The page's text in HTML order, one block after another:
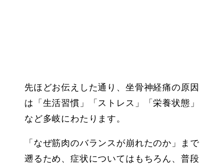
先ほどお伝えした通り、坐骨神経痛の原因
は「生活習慣」「ストレス」「栄養状態」
など多岐にわたります。
「なぜ筋肉のバランスが崩れたのか」まで
遡るため、症状についてはもちろん、普段